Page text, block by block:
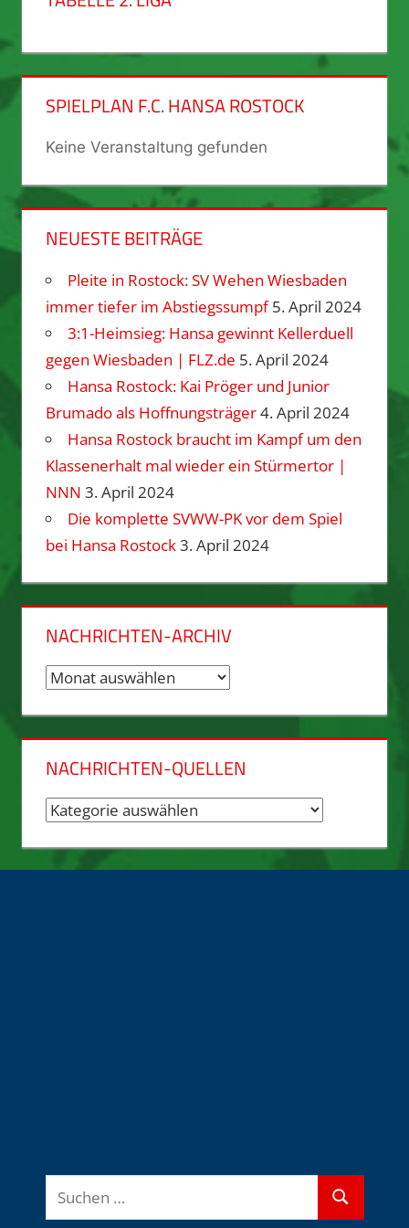
SPIELPLAN F.C. HANSA ROSTOCK
Keine Veranstaltung gefunden
NEUESTE BEITRÄGE
Pleite in Rostock: SV Wehen Wiesbaden
immer tiefer im Abstiegssumpf 5. April 2024
3:1-Heimsieg: Hansa gewinnt Kellerduell
gegen Wiesbaden | FLZ.de 5. April 2024
Hansa Rostock: Kai Pröger und Junior
Brumado als Hoffnungsträger4. April 2024
Hansa Rostock braucht im Kampf um den
Klassenerhalt mal wieder ein Stürmertor |
NNN 3. April 2024
Die komplette SVWW-PK vor dem Spiel
bei Hansa Rostock3. April 2024
NACHRICHTEN-ARCHIV
Nachrichten-
NACHRICHTEN-QUELLEN
Nachrichten-
Suchen
nach:
Suchen